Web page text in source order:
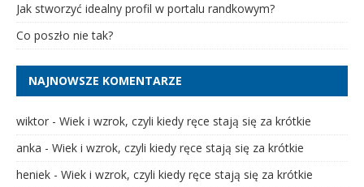
Jak stworzyć idealny profil w portalu randkowym?
Co poszło nie tak?
NAJNOWSZE KOMENTARZE
wiktor - Wiek i wzrok, czyli kiedy ręce stają się za krótkie
anka - Wiek i wzrok, czyli kiedy ręce stają się za krótkie
heniek - Wiek i wzrok, czyli kiedy ręce stają się za krótkie